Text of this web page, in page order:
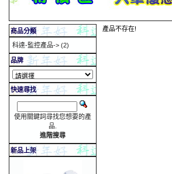
產品不存在!
商品分類
科達-監控產品-> (2)
品牌
快速尋找
使用關鍵詞尋找您想要的產
品.
進階搜尋
新品上架